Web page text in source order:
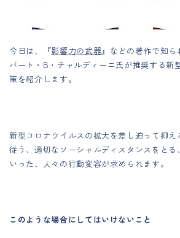
今日は、『影響力の武器』などの著作で知ら
バート・B・チャルディーニ氏が推奨する新
策を紹介します。
新型コロナウイルスの拡大を差し迫って抑え
従う、適切なソーシャルディスタンスをとる
いった、人々の行動変容が求められます。
このような場合にしてはいけないこと